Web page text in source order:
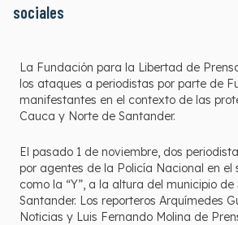
sociales
La Fundación para la Libertad de
los ataques a periodistas por parte de
manifestantes en el contexto de las
Cauca y Norte de Santander.
El pasado 1 de noviembre, dos
por agentes de la Policía Nacional en el
como la “Y”, a la altura del municipio
Santander. Los reporteros Arquímedes
Noticias y Luis Fernando Molina de